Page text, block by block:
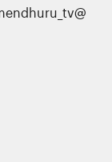
@mendhuru_tv